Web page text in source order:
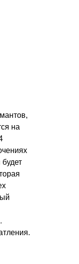
на